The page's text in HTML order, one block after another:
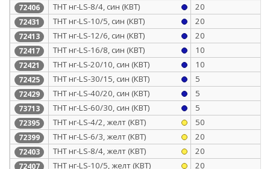
72406 ТНТ нг-LS-8/4, син (КВТ) 20
72431 ТНТ нг-LS-10/5, син (КВТ) 20
72413 ТНТ нг-LS-12/6, син (КВТ) 20
72417 ТНТ нг-LS-16/8, син (КВТ) 10
72421 ТНТ нг-LS-20/10, син (КВТ) 10
72425 ТНТ нг-LS-30/15, син (КВТ) 5
72429 ТНТ нг-LS-40/20, син (КВТ) 5
73713 ТНТ нг-LS-60/30, син (КВТ) 5
72395 ТНТ нг-LS-4/2, желт (КВТ) 50
72399 ТНТ нг-LS-6/3, желт (КВТ) 20
72403 ТНТ нг-LS-8/4, желт (КВТ) 20
72407 ТНТ нг-LS-10/5, желт (КВТ) 20